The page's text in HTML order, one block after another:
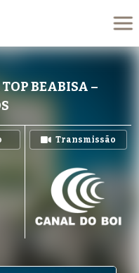
BEABISA –
Transmissão